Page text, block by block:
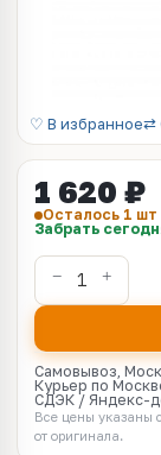
♡ В избранное⇄
1 620 ₽
Осталось 1 шт
Забрать
Самовывоз,
Курьер по
СДЭК / Яндекс-
Все цены указаны
от оригинала.